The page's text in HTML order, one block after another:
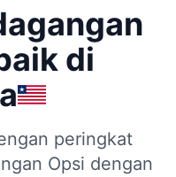
di
peringkat
Opsi dengan